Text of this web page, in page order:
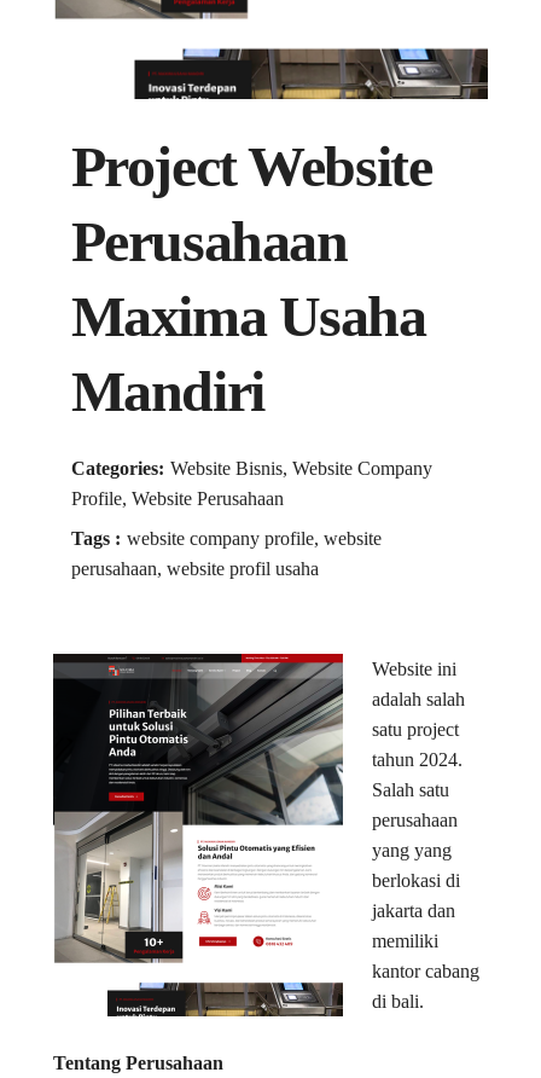
Project Website
Perusahaan
Maxima Usaha
Mandiri
Categories: Website Bisnis, Website Company
Profile, Website Perusahaan
Tags : website company profile, website
perusahaan, website profil usaha
Website ini
adalah salah
satu project
tahun 2024.
Salah satu
perusahaan
yang yang
berlokasi di
jakarta dan
memiliki
kantor cabang
di bali.
Tentang Perusahaan